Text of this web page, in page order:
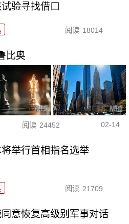
验寻找借口
阅读 18014
比奥
阅读 24452 02-14
将举行首相指名选举
阅读 21709
意恢复高级别军事对话